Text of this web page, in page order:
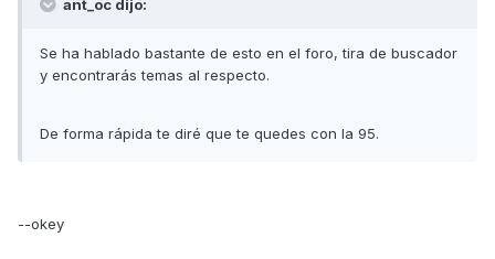
ant_oc dijo:
Se ha hablado bastante de esto en el foro, tira de buscador
y encontrarás temas al respecto.
De forma rápida te diré que te quedes con la 95.
--okey